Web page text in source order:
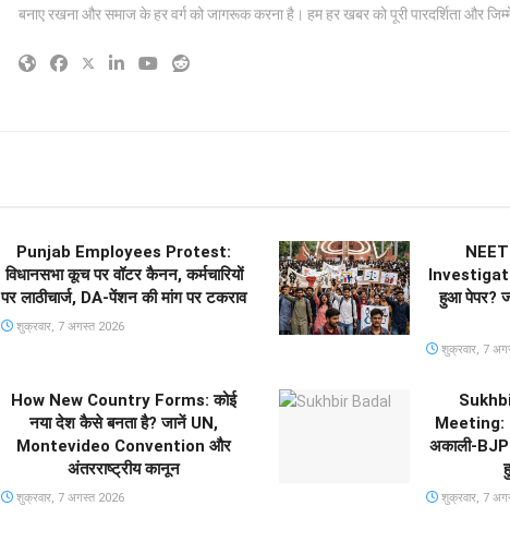
बनाए रखना और समाज के हर वर्ग को जागरूक करना है। हम हर खबर को पूरी पारदर्शिता और
Punjab Employees Protest:
विधानसभा कूच पर वॉटर कैनन, कर्मचारियों
पर लाठीचार्ज, DA-पेंशन की मांग पर टकराव
शुक्रवार, 7 अगस्त 2026
हुआ पेपर?
शुक्रवार, 7
How New Country Forms: कोई
नया देश कैसे बनता है? जानें UN,
Montevideo Convention और
अंतरराष्ट्रीय कानून
शुक्रवार, 7 अगस्त 2026
Meeting:
अकाली-BJP
शुक्रवार, 7